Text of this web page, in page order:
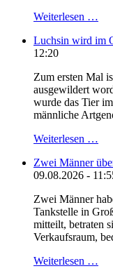
Weiterlesen …
Luchsin wird im
12:20
Zum ersten Mal
ausgewildert
wurde das Tier
männliche
Weiterlesen …
Zwei Männer
09.08.2026 -
Zwei Männer
Tankstelle in
mitteilt, betraten
Verkaufsraum,
Weiterlesen …